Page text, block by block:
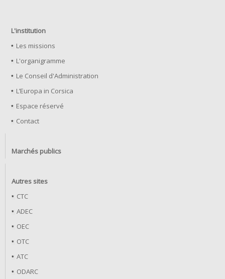
L'institution
Les missions
L'organigramme
Le Conseil d'Administration
L’Europa in Corsica
Espace réservé
Contact
Marchés publics
Autres sites
CTC
ADEC
OEC
OTC
ATC
ODARC